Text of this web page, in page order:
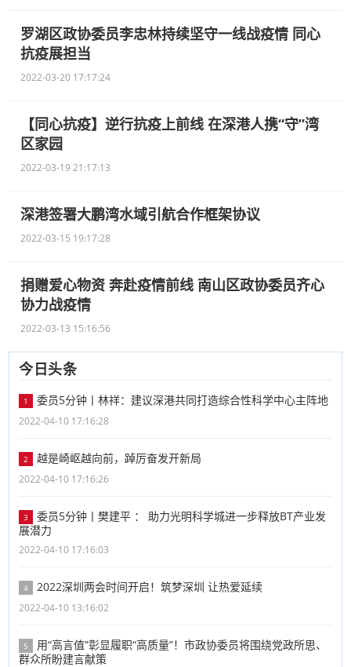
罗湖区政协委员李忠林持续坚守一线战疫情 同心
抗疫展担当
2022-03-20 17:17:24
【同心抗疫】逆行抗疫上前线 在深港人携“守”湾
区家园
2022-03-19 21:17:13
深港签署大鹏湾水域引航合作框架协议
2022-03-15 19:17:28
捐赠爱心物资 奔赴疫情前线 南山区政协委员齐心
协力战疫情
2022-03-13 15:16:56
今日头条
1 ​委员5分钟丨林祥：建议深港共同打造综合性科学中心主阵地
2022-04-10 17:16:28
2 越是崎岖越向前，踔厉奋发开新局
2022-04-10 17:16:26
3
​委员5分钟丨樊建平 ： 助力光明科学城进一步释放BT产业发
展潜力
2022-04-10 17:16:03
4 2022深圳两会时间开启！筑梦深圳 让热爱延续
2022-04-10 13:16:02
5
用“高言值”彰显履职“高质量”！市政协委员将围绕党政所思、
群众所盼建言献策